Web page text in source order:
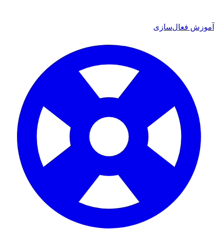
آموزش فعال‌سازی